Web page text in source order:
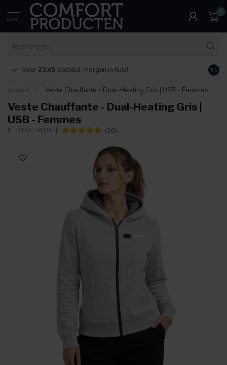
MENU
0
Voor 23:45 besteld, morgen in huis! 9.1
Accueil Veste Chauffante - Dual-Heating Gris | USB - Femmes
Veste Chauffante - Dual-Heating Gris |
USB - Femmes
BERTSCHAT® (20)